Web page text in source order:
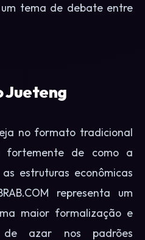
tema de debate entre
Jueteng
no formato tradicional
fortemente de como a
estruturas econômicas
representa um
maior formalização e
azar nos padrões